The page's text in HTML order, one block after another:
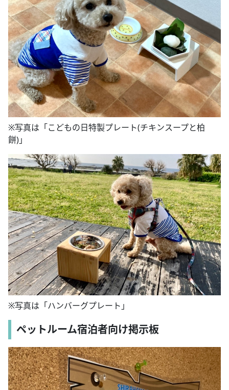
※写真は「こどもの日特製プレート(チキンスープと柏
餅)」
※写真は「ハンバーグプレート」
ペットルーム宿泊者向け掲示板